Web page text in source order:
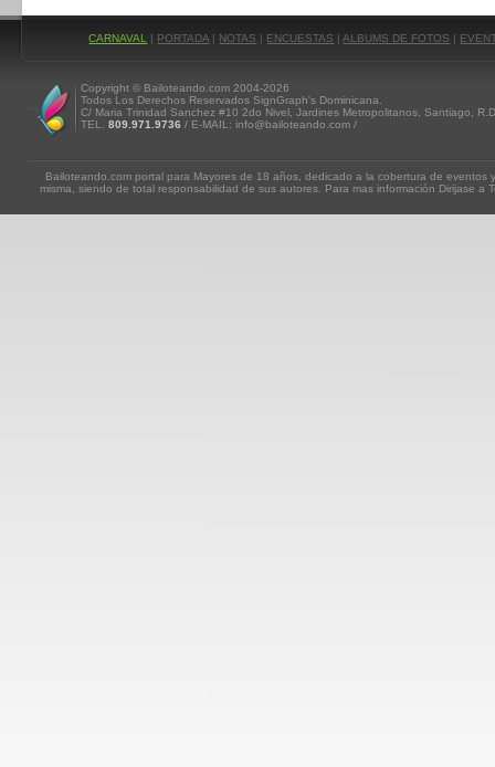
CARNAVAL | PORTADA | NOTAS | ENCUESTAS |ALBUMS DE FOTOS |
Copyright © Bailoteando.com 2004-2026
Todos Los Derechos Reservados SignGraph's Dominicana.
C/ Maria Trinidad Sanchez #10 2do Nivel, Jardines Metropolitanos, Santiago, R.D
TEL. 809.971.9736 / E-MAIL: info@bailoteando.com /
Bailoteando.com portal para Mayores de 18 años, dedicado a la cobertura de
misma, siendo de total responsabilidad de sus autores. Para mas información Dirijase a